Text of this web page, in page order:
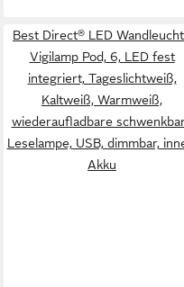
Best Direct® LED
Vigilamp Pod, 6, LED fest
integriert, Tageslichtweiß,
Kaltweiß, Warmweiß,
wiederaufladbare
Leselampe, USB, dimmbar,
Akku